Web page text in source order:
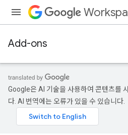
Add-ons
Google은 AI 기술을 사용하여 콘텐츠를
다. AI 번역에는 오류가 있을 수 있습니다.